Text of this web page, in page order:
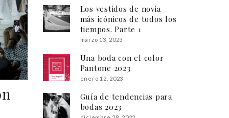
Los vestidos de novia
más icónicos de todos los
tiempos. Parte 1
marzo 13, 2023
Una boda con el color
Pantone 2023
enero 12, 2023
Guía de tendencias para
bodas 2023